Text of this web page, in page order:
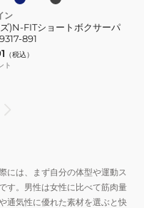
ン
)N-FITショートボクサーパ
891
（税込）
ト
には、まず自分の体型や運動ス
す。男性は女性に比べて筋肉量
通気性に優れた素材を選ぶと快